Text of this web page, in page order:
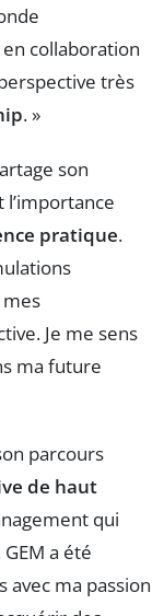
collaboration
très
. »
son
l’importance
pratique.
mes
Je me sens
ma future
parcours
de haut
qui
a été
ma passion